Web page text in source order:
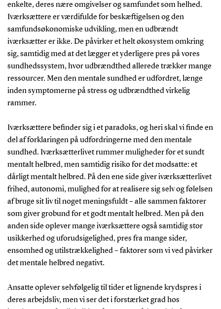
enkelte, deres nære omgivelser og samfundet som helhed.
Iværksættere er værdifulde for beskæftigelsen og den
samfundsøkonomiske udvikling, men en udbrændt
iværksætter er ikke. De påvirker et helt økosystem omkring
sig, samtidig med at det lægger et yderligere pres på vores
sundhedssystem, hvor udbrændthed allerede trækker mange
ressourcer. Men den mentale sundhed er udfordret, længe
inden symptomerne på stress og udbrændthed virkelig
rammer.
Iværksættere befinder sig i et paradoks, og heri skal vi finde en
del af forklaringen på udfordringerne med den mentale
sundhed. Iværksætterlivet rummer muligheder for et sundt
mentalt helbred, men samtidig risiko for det modsatte: et
dårligt mentalt helbred. På den ene side giver iværksætterlivet
frihed, autonomi, mulighed for at realisere sig selv og følelsen
af bruge sit liv til noget meningsfuldt – alle sammen faktorer
som giver grobund for et godt mentalt helbred. Men på den
anden side oplever mange iværksættere også samtidig stor
usikkerhed og uforudsigelighed, pres fra mange sider,
ensomhed og utilstrækkelighed – faktorer som vi ved påvirker
det mentale helbred negativt.
Ansatte oplever selvfølgelig til tider et lignende krydspres i
deres arbejdsliv, men vi ser det i forstærket grad hos